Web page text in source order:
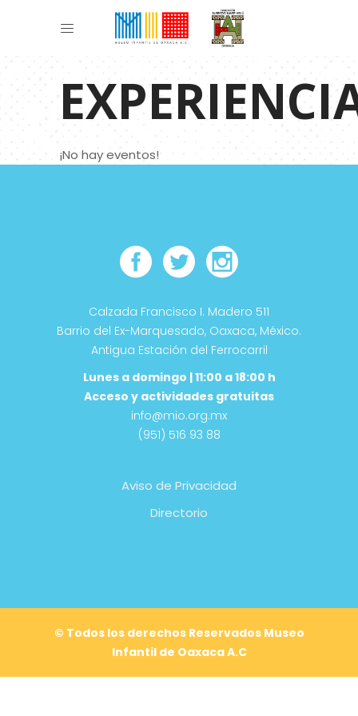
¡No hay eventos!
Calzada Francisco I. Madero 511
Barrio del Ex-Marquesado, Oaxaca, México.
Antigua Estación del Ferrocarril
Lunes a domingo | 11:00 a 18:00 h
Acceso y actividades gratuitas
info@mio.org.mx
(951) 516 93 88
Aviso de Privacidad
Directorio
© Todos los derechos Reservados Museo
Infantil de Oaxaca A.C